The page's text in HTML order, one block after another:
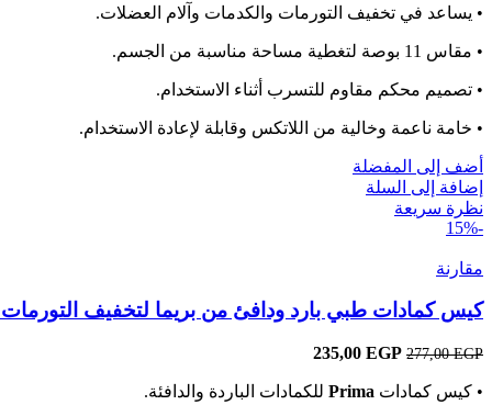
• يساعد في تخفيف التورمات والكدمات وآلام العضلات.
• مقاس 11 بوصة لتغطية مساحة مناسبة من الجسم.
• تصميم محكم مقاوم للتسرب أثناء الاستخدام.
• خامة ناعمة وخالية من اللاتكس وقابلة لإعادة الاستخدام.
أضف إلى المفضلة
إضافة إلى السلة
نظرة سريعة
-15%
مقارنة
كيس كمادات طبي بارد ودافئ من بريما لتخفيف
277,00EGP
السعر
هو:
235,00 EGP
السعر
هو:
• كيس كمادات Prima للكمادات الباردة والدافئة.